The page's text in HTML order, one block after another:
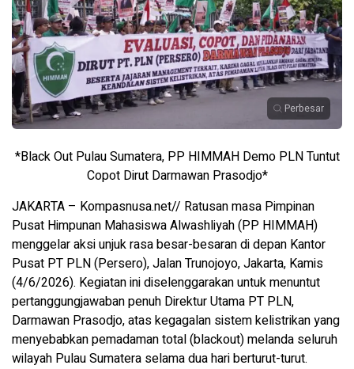
Perbesar
*Black Out Pulau Sumatera, PP HIMMAH Demo PLN Tuntut
Copot Dirut Darmawan Prasodjo*
JAKARTA – Kompasnusa.net// Ratusan masa Pimpinan
Pusat Himpunan Mahasiswa Alwashliyah (PP HIMMAH)
menggelar aksi unjuk rasa besar-besaran di depan Kantor
Pusat PT PLN (Persero), Jalan Trunojoyo, Jakarta, Kamis
(4/6/2026). Kegiatan ini diselenggarakan untuk menuntut
pertanggungjawaban penuh Direktur Utama PT PLN,
Darmawan Prasodjo, atas kegagalan sistem kelistrikan yang
menyebabkan pemadaman total (blackout) melanda seluruh
wilayah Pulau Sumatera selama dua hari berturut-turut.